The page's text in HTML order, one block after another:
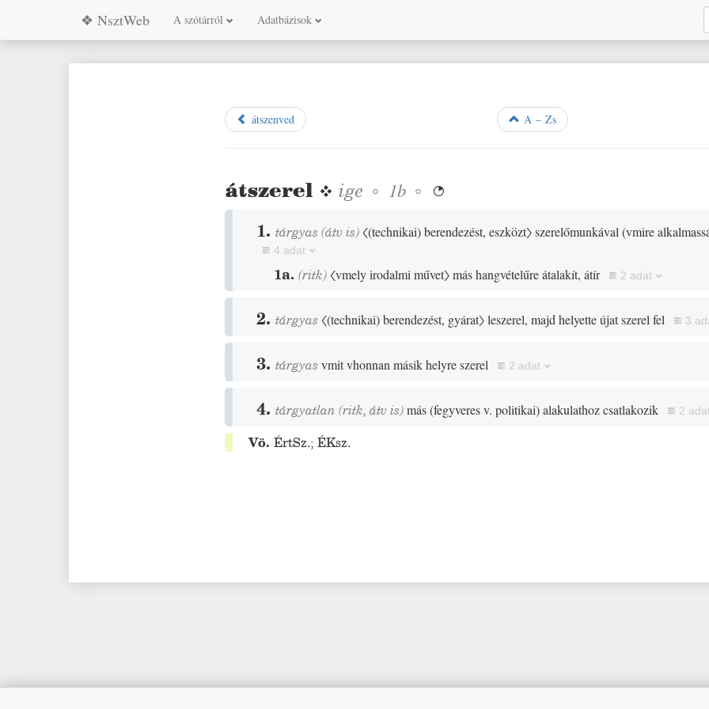
❖ NsztWeb A szótárról Adatbázisok
átszenved A – Zs
átszerel ❖ige ◦ 1b ◦ 
1.tárgyas (átv is) 〈(technikai)berendezést, eszközt〉szerelőmunkával(vmire
4 adat
1a.(ritk) 〈vmely irodalmi művet〉más hangvételűre átalakít, átír 2 adat
2.tárgyas 〈(technikai)berendezést, gyárat〉leszerel, majd helyette újat szerel fel 3
3.tárgyas vmit vhonnan másik helyre szerel 2 adat
4.tárgyatlan (ritk,átv is) más(fegyveres v. politikai)alakulathoz csatlakozik 2
Vö.ÉrtSz.;ÉKsz.